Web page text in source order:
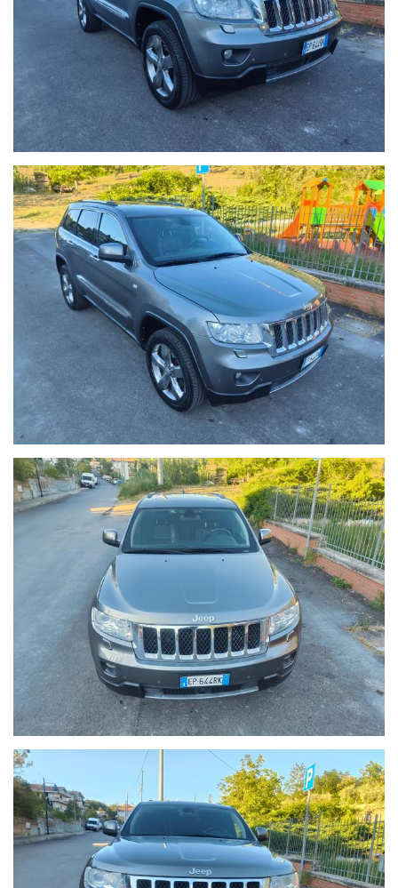
Cambio automatico
Navigatore satellitare
Tetto panoramico elettrico
Sedili elettrici e riscaldati
Climatizzatore automatico bizona
Cerchi in lega da 20"
Fari Bi-Xenon
Sensori di parcheggio anteriori e posteriori
Telecamera di parcheggio
Cruise Control
Volante multifunzione in pelle
Bluetooth / Vivavoce
Ingresso USB e AUX
Barre al tetto
Vetri posteriori oscurati
Sistema di trazione integrale Jeep
...e molti altri accessori.
Perché scegliere questa vettura
Unico proprietario
Versione Overland Full Optional
Ottime condizioni generali
Prezzo reale, no perditempo
Possibilità di finanziamento personalizzato
Possibilità di permuta del vostro usato e Garanzia 12 mesi
Visibile presso AUTOSPORT F.LLI PETRUCCI SNC – Cappelle sul Tavo
Contattaci senza impegno, anche su WhatsApp, per ulteriori
informazioni, fotografie, video della vettura o per fissare un
appuntamento.